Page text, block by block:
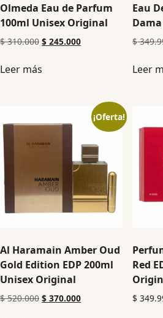
Olmeda Eau de Parfum
100ml Unisex Original
$310.000 $ 245.000
Leer más
Eau
$
Leer
¡Oferta!
Al Haramain Amber Oud
Gold Edition EDP 200ml
Unisex Original
$520.000 $ 370.000
Red
$